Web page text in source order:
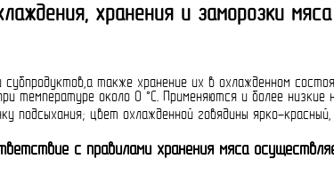
хранения и заморозки мяса
также хранение их в охлажденном
температуре около 0 °С. Применяются и более
подсыхания; цвет охлажденной говядины ярко-
с правилами хранения мяса